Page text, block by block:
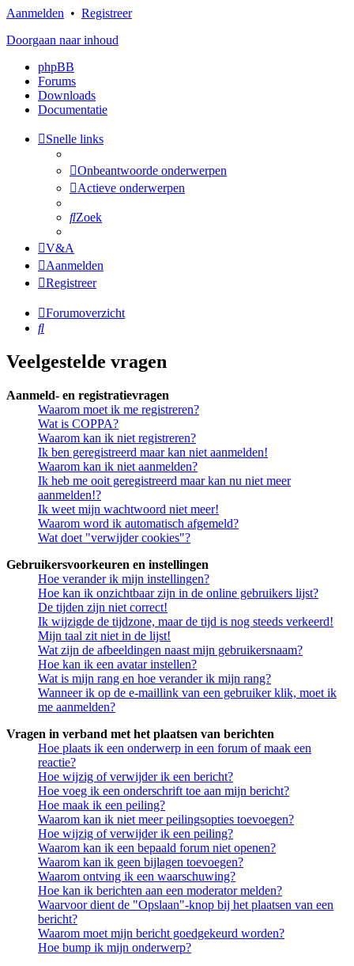
Aanmelden • Registreer
Doorgaan naar inhoud
phpBB
Forums
Downloads
Documentatie
Snelle links
Onbeantwoorde onderwerpen
Actieve onderwerpen
Zoek
V&A
Aanmelden
Registreer
Forumoverzicht
Zoek
Veelgestelde vragen
Aanmeld- en registratievragen
Waarom moet ik me registreren?
Wat is COPPA?
Waarom kan ik niet registreren?
Ik ben geregistreerd maar kan niet aanmelden!
Waarom kan ik niet aanmelden?
Ik heb me ooit geregistreerd maar kan nu niet meer
aanmelden!?
Ik weet mijn wachtwoord niet meer!
Waarom word ik automatisch afgemeld?
Wat doet "verwijder cookies"?
Gebruikersvoorkeuren en instellingen
Hoe verander ik mijn instellingen?
Hoe kan ik onzichtbaar zijn in de online gebruikers lijst?
De tijden zijn niet correct!
Ik wijzigde de tijdzone, maar de tijd is nog steeds verkeerd!
Mijn taal zit niet in de lijst!
Wat zijn de afbeeldingen naast mijn gebruikersnaam?
Hoe kan ik een avatar instellen?
Wat is mijn rang en hoe verander ik mijn rang?
Wanneer ik op de e-maillink van een gebruiker klik, moet ik
me aanmelden?
Vragen in verband met het plaatsen van berichten
Hoe plaats ik een onderwerp in een forum of maak een
reactie?
Hoe wijzig of verwijder ik een bericht?
Hoe voeg ik een onderschrift toe aan mijn bericht?
Hoe maak ik een peiling?
Waarom kan ik niet meer peilingsopties toevoegen?
Hoe wijzig of verwijder ik een peiling?
Waarom kan ik een bepaald forum niet openen?
Waarom kan ik geen bijlagen toevoegen?
Waarom ontving ik een waarschuwing?
Hoe kan ik berichten aan een moderator melden?
Waarvoor dient de "Opslaan"-knop bij het plaatsen van een
bericht?
Waarom moet mijn bericht goedgekeurd worden?
Hoe bump ik mijn onderwerp?